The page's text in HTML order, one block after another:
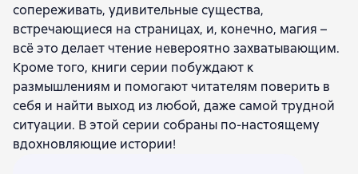
сопереживать, удивительные существа,
встречающиеся на страницах, и, конечно, магия –
всё это делает чтение невероятно захватывающим.
Кроме того, книги серии побуждают к
размышлениям и помогают читателям поверить в
себя и найти выход из любой, даже самой трудной
ситуации. В этой серии собраны по-настоящему
вдохновляющие истории!